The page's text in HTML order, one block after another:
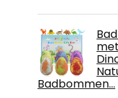
Badbommen…